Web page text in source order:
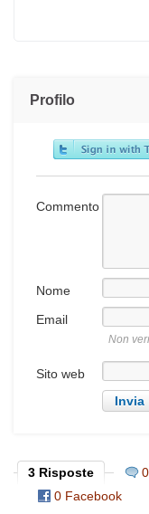
Profilo
Commento
Nome
Email
Non
Sito web
3 Risposte
0 Facebook